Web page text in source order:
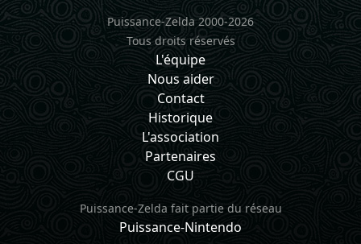
Puissance-Zelda 2000-2026
Tous droits réservés
L'équipe
Nous aider
Contact
Historique
L'association
Partenaires
CGU
Puissance-Zelda fait partie du réseau
Puissance-Nintendo